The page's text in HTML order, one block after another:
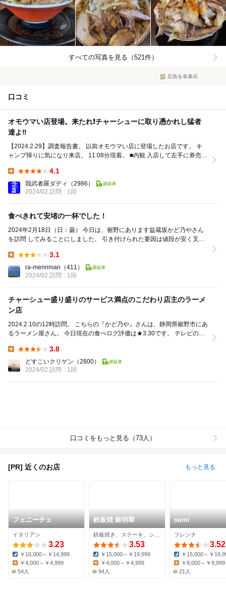
すべての写真を見る（521件）
広告を非表示
口コミ
オモウマい店登場。来たれ❗️チャーシューに取り憑かれし猛者
達よ‼️
【2024.2.29】調査報告書。 以前オモウマい店に登場したお店です。 キ
ャンプ帰りに気になり来店。 11:08分現着。 ■内観 入店して左手に券売機
4.1
我武者羅ダディ
（2986）
2024/02 訪問
1回
食べきれて安堵の一杯でした！
2024年2月18日（日：曇） 今日は、裾野にあります益蔵坂かど乃やさん
を訪問 してみることにしました。 引き付けられた要因は値段が安く叉焼
3.1
ra-mennman （411）
2024/02 訪問
1回
チャーシュー盛り盛りのサービス満点のこだわり店主のラーメ
ン店
2024.2.10の12時訪問。 こちらの『かど乃や』さんは、静岡県裾野市にあ
るラーメン屋さん。 今日現在の食べログ評価は★3.30です。 テレビのオ
3.8
どすこいクリゲン （2800）
2024/02 訪問
1回
口コミをもっと見る（73人）
[PR] 近くのお店 もっと見る
フェニーチェ
イタリアン
3.23
Dinner:
￥10,000～￥14,999
Lunch:
￥4,000～￥4,999
54人
鉄板焼 銀明翠
3.53
Dinner:
￥15,000～￥19,999
Lunch:
￥4,000～￥4,999
94人
sumi
フレンチ
3.52
Dinner:
￥15,000～￥
Lunch:
￥8,000～￥9,999
21人